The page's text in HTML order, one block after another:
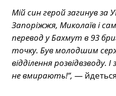
Мій син герой загинув за
Запоріжжя, Миколаїв і
перевод у Бахмут в 93
точку. Був молодшим
відділення розвідвзводу.
не вмирають!”, — йдеться